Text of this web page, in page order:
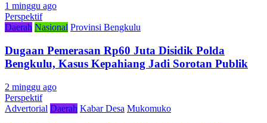
1 minggu ago
Perspektif
Daerah Nasional Provinsi Bengkulu
Dugaan Pemerasan Rp60 Juta Disidik Polda
Bengkulu, Kasus Kepahiang Jadi Sorotan Publik
2 minggu ago
Perspektif
Advertorial Daerah Kabar Desa Mukomuko